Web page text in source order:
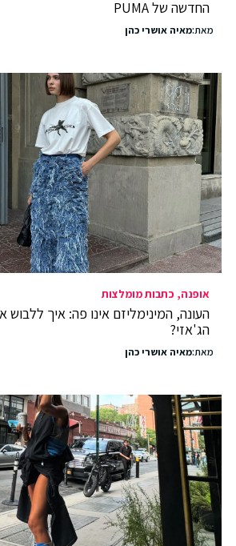
החדשה של PUMA
מאת:מאיה אושרי כהן
אופנה כתבות מומלצות
העונה, המינימליזם אינו פה: איך ללבוש
הג'אזי?
מאת:מאיה אושרי כהן